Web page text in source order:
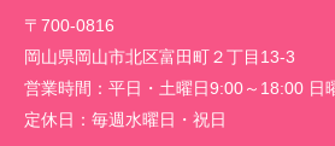
〒700-0816
岡山県岡山市北区富田町２丁目13-3
営業時間： 平日・土曜日9:00～18:00 日
定休日： 毎週水曜日・祝日